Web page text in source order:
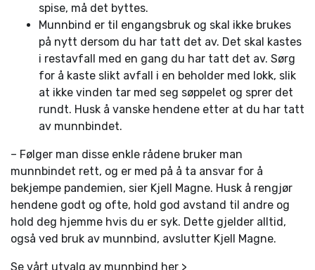
spise, må det byttes.
Munnbind er til engangsbruk og skal ikke brukes
på nytt dersom du har tatt det av. Det skal kastes
i restavfall med en gang du har tatt det av. Sørg
for å kaste slikt avfall i en beholder med lokk, slik
at ikke vinden tar med seg søppelet og sprer det
rundt. Husk å vanske hendene etter at du har tatt
av munnbindet.
– Følger man disse enkle rådene bruker man
munnbindet rett, og er med på å ta ansvar for å
bekjempe pandemien, sier Kjell Magne. Husk å rengjør
hendene godt og ofte, hold god avstand til andre og
hold deg hjemme hvis du er syk. Dette gjelder alltid,
også ved bruk av munnbind, avslutter Kjell Magne.
Se vårt utvalg av munnbind her >